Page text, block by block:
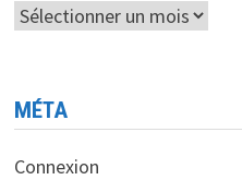
Archives
MÉTA
Connexion